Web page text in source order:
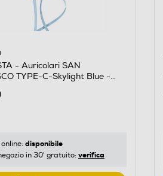
- Auricolari SAN
TYPE-C-Skylight Blue -
disponibile
in 30' gratuito: verifica